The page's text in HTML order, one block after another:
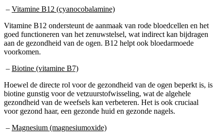
– Vitamine B12 (cyanocobalamine)
Vitamine B12 ondersteunt de aanmaak van rode bloedcellen en het
goed functioneren van het zenuwstelsel, wat indirect kan bijdragen
aan de gezondheid van de ogen. B12 helpt ook bloedarmoede
voorkomen.
– Biotine (vitamine B7)
Hoewel de directe rol voor de gezondheid van de ogen beperkt is, is
biotine gunstig voor de vetzuurstofwisseling, wat de algehele
gezondheid van de weefsels kan verbeteren. Het is ook cruciaal
voor gezond haar, een gezonde huid en gezonde nagels.
– Magnesium (magnesiumoxide)